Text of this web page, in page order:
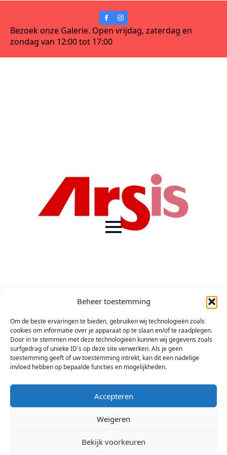
Beheer toestemming
Om de beste ervaringen te bieden, gebruiken wij technologieën zoals
cookies om informatie over je apparaat op te slaan en/of te raadplegen.
Door in te stemmen met deze technologieën kunnen wij gegevens zoals
surfgedrag of unieke ID's op deze site verwerken. Als je geen
toestemming geeft of uw toestemming intrekt, kan dit een nadelige
invloed hebben op bepaalde functies en mogelijkheden.
Accepteren
Weigeren
Bekijk voorkeuren
Bezoek onze Galerie. Open vrijdag, zaterdag en
zondag van 12:00 tot 17:00